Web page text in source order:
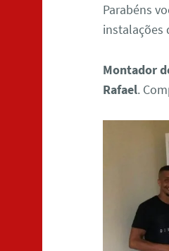
Parabéns
instalações
Montador
Rafael.